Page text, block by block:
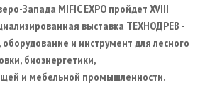
REVIEW
Запада MIFIC EXPO пройдет XVIII
выставка ТЕХНОДРЕВ -
и инструмент для лесного
биоэнергетики,
и мебельной промышленности.